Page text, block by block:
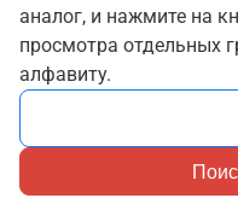
аналог, и нажмите на
просмотра отдельных
алфавиту.